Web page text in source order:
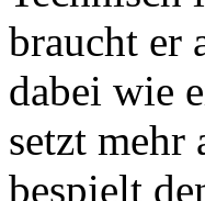
braucht er
dabei wie
setzt mehr
bespielt